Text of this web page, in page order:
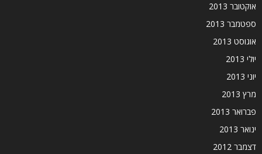
אוקטובר 2013
ספטמבר 2013
אוגוסט 2013
יולי 2013
יוני 2013
מרץ 2013
פברואר 2013
ינואר 2013
דצמבר 2012